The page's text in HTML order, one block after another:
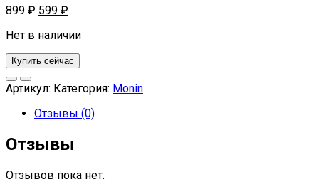
899₽ 599 ₽
Нет в наличии
Купить сейчас
Артикул: Категория: Monin
Отзывы (0)
Отзывы
Отзывов пока нет.